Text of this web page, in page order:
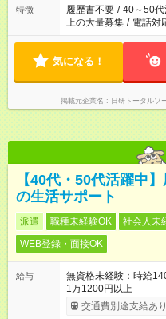
合は応募できません。
特徴 履歴書不要 / 40～50代
上の大量募集 / 電話対
気になる！
掲載元企業名 日研トータルソ
【40代・50代活躍中
の生活サポート
派遣 職種未経験OK 社会人未
WEB登録・面接OK
給与
無資格未経験：時給
1万1200円以上
交通費別途支給あり